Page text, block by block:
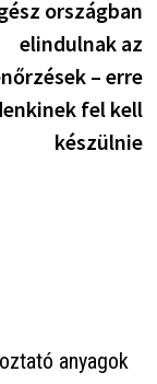
országban
elindulnak az
– erre
fel kell
készülnie
anyagok